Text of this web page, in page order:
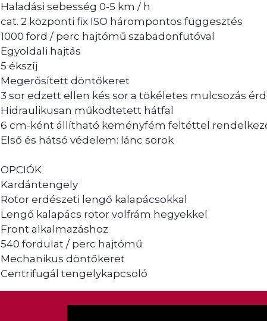
Haladási sebesség 0-5 km / h
cat. 2 központi fix ISO hárompontos függesztés
1000 ford / perc hajtómű szabadonfutóval
Egyoldali hajtás
5 ékszíj
Megerősített döntőkeret
3 sor edzett ellen kés sor a tökéletes mulcsozás
Hidraulikusan működtetett hátfal
6 cm-ként állítható keményfém feltéttel
Első és hátsó védelem: lánc sorok
OPCIÓK
Kardántengely
Rotor erdészeti lengő kalapácsokkal
Lengő kalapács rotor volfrám hegyekkel
Front alkalmazáshoz
540 fordulat / perc hajtómű
Mechanikus döntőkeret
Centrifugál tengelykapcsoló